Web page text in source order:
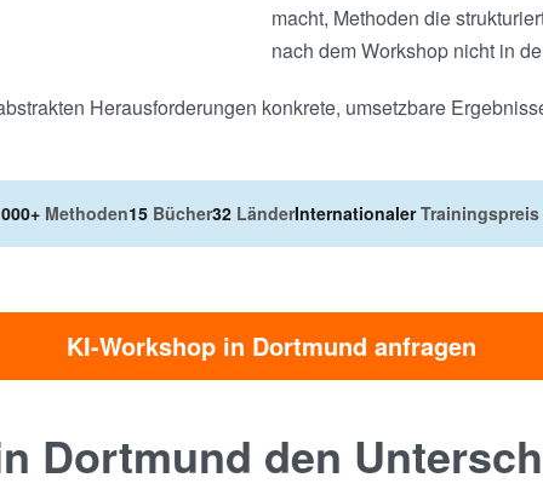
macht, Methoden die
nach dem Workshop nicht in
Herausforderungen konkrete, umsetzbare
Methoden15 Bücher32 LänderInternationalerTrainingspreis
KI-Workshop in Dortmund anfragen
Dortmund den